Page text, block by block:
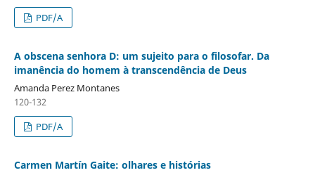
PDF/A
A obscena senhora D: um sujeito para o filosofar. Da
imanência do homem à transcendência de Deus
Amanda Perez Montanes
120-132
PDF/A
Carmen Martín Gaite: olhares e histórias